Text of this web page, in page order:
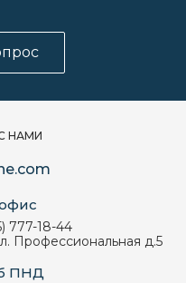
НАМИ
777-18-44
Профессиональная д.5
ПНД